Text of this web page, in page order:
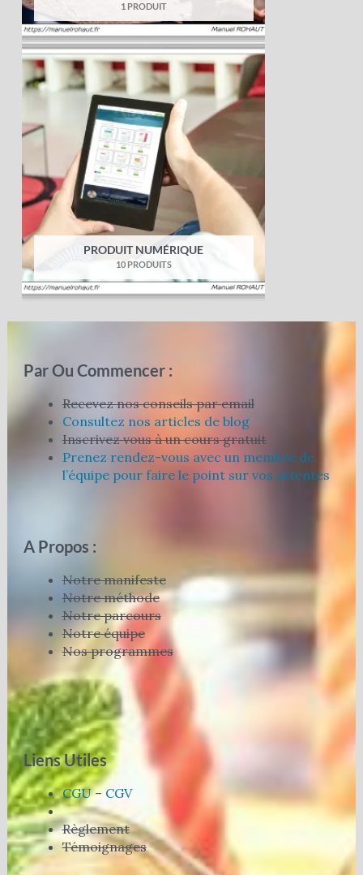
1 PRODUIT
PRODUIT NUMÉRIQUE
10 PRODUITS
Par Ou Commencer :
Recevez nos conseils par email
Consultez nos articles de blog
Inscrivez vous à un cours gratuit
Prenez rendez-vous avec un membre de
l’équipe pour faire le point sur vos attentes
A Propos :
Notre manifeste
Notre méthode
Notre parcours
Notre équipe
Nos programmes
Liens Utiles
CGU–CGV
Règlement
Témoignages